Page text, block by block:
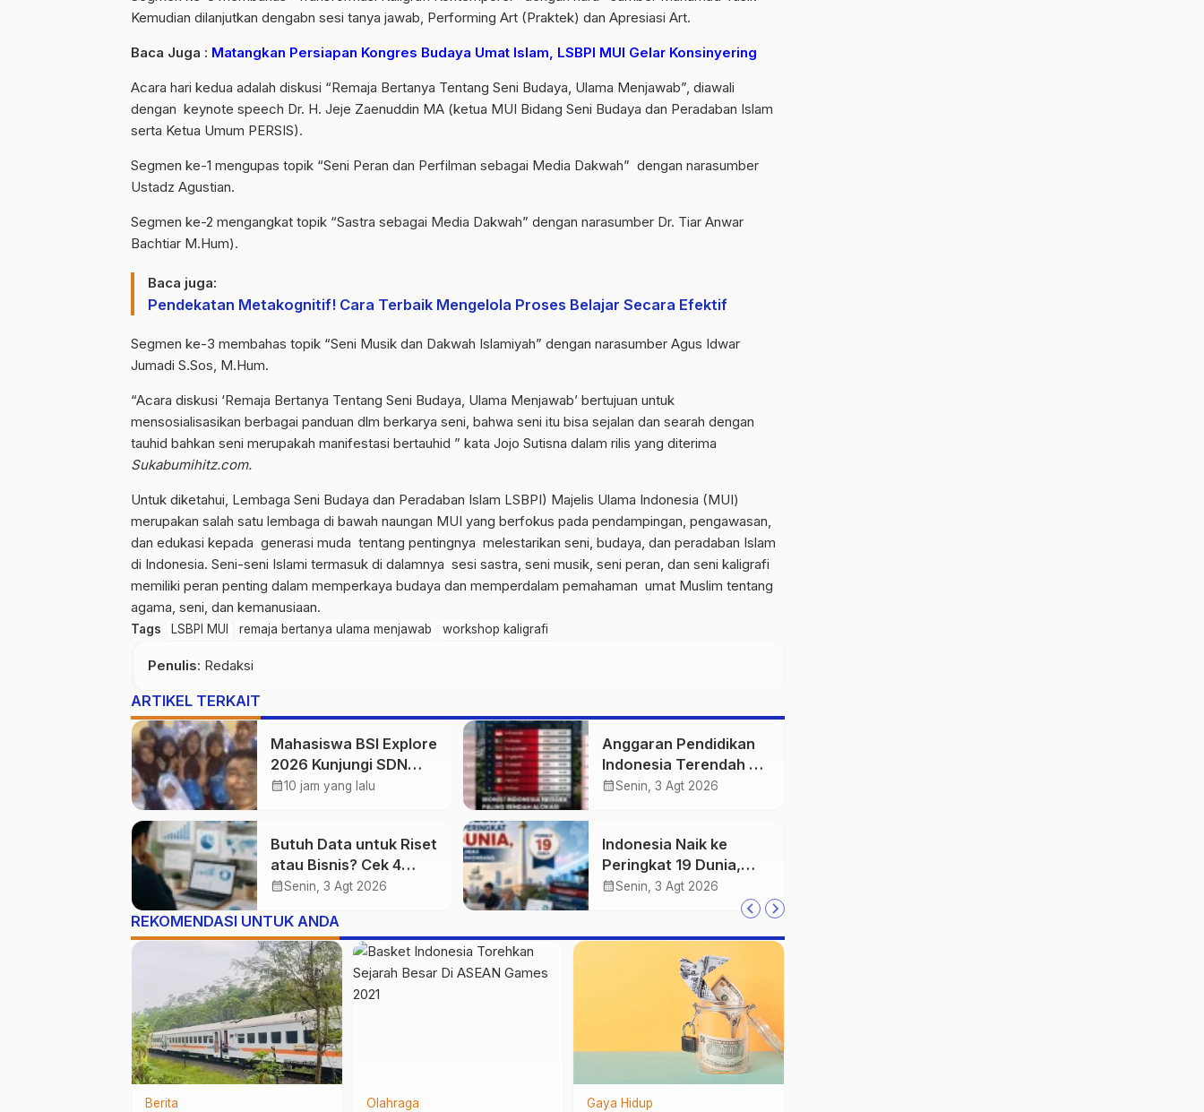
Kemudian dilanjutkan dengabn sesi tanya jawab, Performing Art (Praktek) dan Apresiasi Art.
Baca Juga : Matangkan Persiapan Kongres Budaya Umat Islam, LSBPI MUI Gelar Konsinyering
Acara hari kedua adalah diskusi “Remaja Bertanya Tentang Seni Budaya, Ulama Menjawab”, diawali
dengan keynote speech Dr. H. Jeje Zaenuddin MA (ketua MUI Bidang Seni Budaya dan Peradaban Islam
serta Ketua Umum PERSIS).
Segmen ke-1 mengupas topik “Seni Peran dan Perfilman sebagai Media Dakwah” dengan narasumber
Ustadz Agustian.
Segmen ke-2 mengangkat topik “Sastra sebagai Media Dakwah” dengan narasumber Dr. Tiar Anwar
Bachtiar M.Hum).
Baca juga:
Pendekatan Metakognitif! Cara Terbaik Mengelola Proses Belajar Secara Efektif
Segmen ke-3 membahas topik “Seni Musik dan Dakwah Islamiyah” dengan narasumber Agus Idwar
Jumadi S.Sos, M.Hum.
“Acara diskusi ‘Remaja Bertanya Tentang Seni Budaya, Ulama Menjawab’ bertujuan untuk
mensosialisasikan berbagai panduan dlm berkarya seni, bahwa seni itu bisa sejalan dan searah dengan
tauhid bahkan seni merupakah manifestasi bertauhid ” kata Jojo Sutisna dalam rilis yang diterima
Sukabumihitz.com.
Untuk diketahui, Lembaga Seni Budaya dan Peradaban Islam LSBPI) Majelis Ulama Indonesia (MUI)
merupakan salah satu lembaga di bawah naungan MUI yang berfokus pada pendampingan, pengawasan,
dan edukasi kepada generasi muda tentang pentingnya melestarikan seni, budaya, dan peradaban Islam
di Indonesia. Seni-seni Islami termasuk di dalamnya sesi sastra, seni musik, seni peran, dan seni kaligrafi
memiliki peran penting dalam memperkaya budaya dan memperdalam pemahaman umat Muslim tentang
agama, seni, dan kemanusiaan.
Tags LSBPI MUI remaja bertanya ulama menjawab workshop kaligrafi
Penulis: Redaksi
ARTIKEL TERKAIT
Mahasiswa BSI Explore
2026 Kunjungi SDN
Simpenan, Saksikan
Kecamatan
calendar_month10 jam yang lalu
Anggaran Pendidikan
Indonesia Terendah di
40 Ekonomi Dunia,
Besar
calendar_monthSenin, 3 Agt 2026
Butuh Data untuk Riset
atau Bisnis? Cek 4
Website Terpercaya Ini
calendar_monthSenin, 3 Agt 2026
Indonesia Naik ke
Peringkat 19 Dunia,
Publikasi Ilmiah
Semakin Berkembang
calendar_monthSenin, 3 Agt 2026
REKOMENDASI UNTUK ANDA
Pendidikan